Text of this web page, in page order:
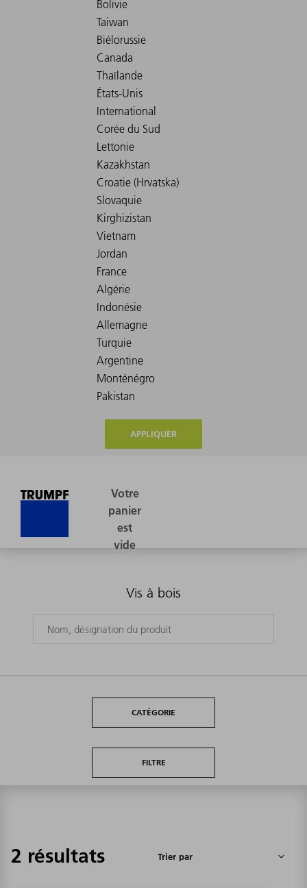
APPLIQUER
Vis à bois
CATÉGORIE
FILTRE
2 résultats